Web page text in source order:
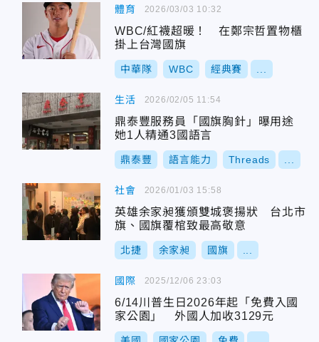
體育
WBC/紅襪超暖！ 在鄭宗哲置物櫃
掛上台灣國旗
中華隊 WBC 經典賽
2026/03/03 10:32
生活
鼎泰豐服務員「國旗胸針」曝用途
她1人精通3國語言
鼎泰豐 語言能力 Threads
2026/02/05 11:54
社會
英雄余家昶獲頒雙城褒揚狀 台北市
旗、國旗覆棺致最高敬意
北捷 余家昶 國旗
2026/01/03 15:58
國際
6/14川普生日2026年起「免費入國
家公園」 外國人加收3129元
2025/12/06 23:03